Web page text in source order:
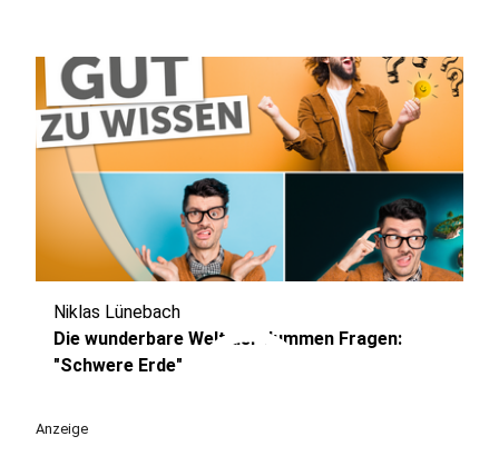
play_circle
Niklas Lünebach
Die wunderbare Welt der dummen Fragen:
"Schwere Erde"
Anzeige